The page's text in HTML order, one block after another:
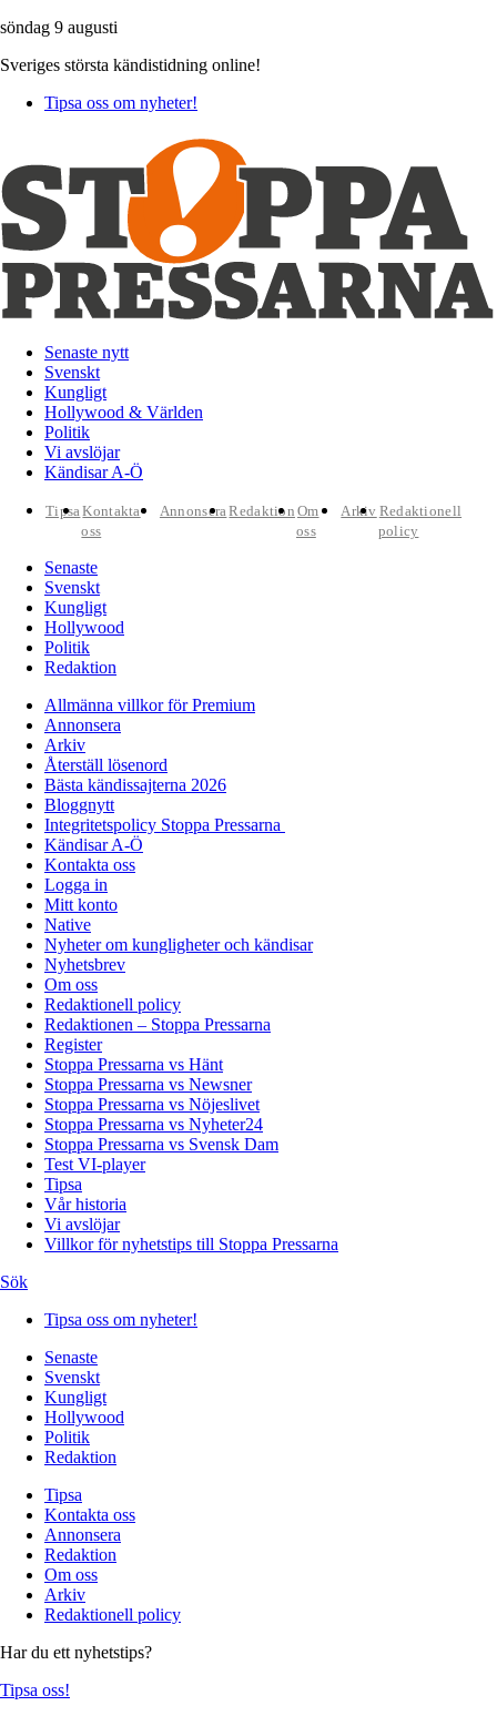
söndag 9 augusti
Sveriges största kändistidning online!
Tipsa oss om nyheter!
Senaste nytt
Svenskt
Kungligt
Hollywood & Världen
Politik
Vi avslöjar
Kändisar A-Ö
TipsaKontakta
oss
AnnonseraRedaktion Om
oss
Arkiv Redaktionell
policy
Senaste
Svenskt
Kungligt
Hollywood
Politik
Redaktion
Allmänna villkor för Premium
Annonsera
Arkiv
Återställ lösenord
Bästa kändissajterna 2026
Bloggnytt
Integritetspolicy Stoppa Pressarna
Kändisar A-Ö
Kontakta oss
Logga in
Mitt konto
Native
Nyheter om kungligheter och kändisar
Nyhetsbrev
Om oss
Redaktionell policy
Redaktionen – Stoppa Pressarna
Register
Stoppa Pressarna vs Hänt
Stoppa Pressarna vs Newsner
Stoppa Pressarna vs Nöjeslivet
Stoppa Pressarna vs Nyheter24
Stoppa Pressarna vs Svensk Dam
Test VI-player
Tipsa
Vår historia
Vi avslöjar
Villkor för nyhetstips till Stoppa Pressarna
Sök
Tipsa oss om nyheter!
Senaste
Svenskt
Kungligt
Hollywood
Politik
Redaktion
Tipsa
Kontakta oss
Annonsera
Redaktion
Om oss
Arkiv
Redaktionell policy
Har du ett nyhetstips?
Tipsa oss!